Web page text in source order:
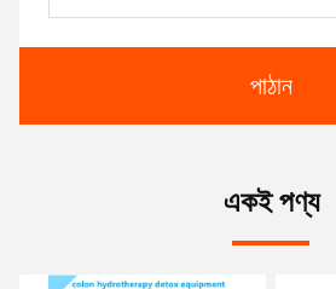
পাঠান
একই পণ্য